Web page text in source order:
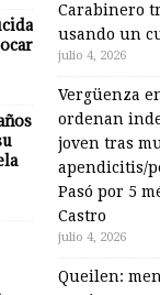
Carabinero
usando un
julio 4, 2026
Vergüenza
ordenan
joven tras
apendicitis/
Pasó por 5
Castro
julio 4, 2026
Queilen: